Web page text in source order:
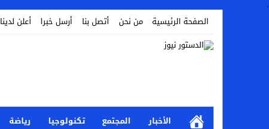
.
الصفحة الرئيسية
من نحن أتصل بنا أرسل خبرا أعلن لدينا
الأخبار المجتمع تكنولوجيا رياضة